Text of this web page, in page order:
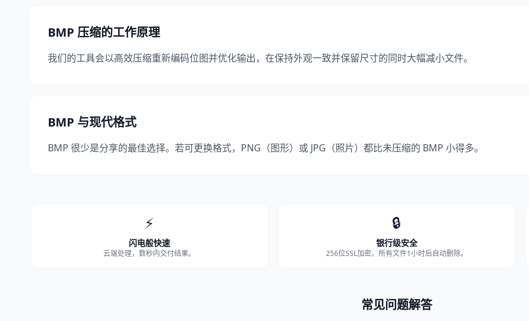
BMP 压缩的工作原理
我们的工具会以高效压缩重新编码位图并优化输出，在保持外观一致并保留尺寸的同时大幅减小文件。
BMP 与现代格式
BMP 很少是分享的最佳选择。若可更换格式，PNG（图形）或 JPG（照片）都比未压缩的 BMP 小得多。
⚡
闪电般快速
云端处理，数秒内交付结果。
🔒
银行级安全
256位SSL加密。所有文件1小时后自动删除。
常见问题解答